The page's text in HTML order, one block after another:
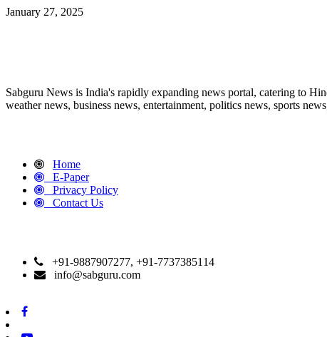
January 27, 2025
Sabguru News is India's rapidly expanding news portal, catering to
weather news, business news, entertainment, politics news, sports
Home
E-Paper
Privacy Policy
Contact Us
+91-9887907277, +91-7737385114
info@sabguru.com